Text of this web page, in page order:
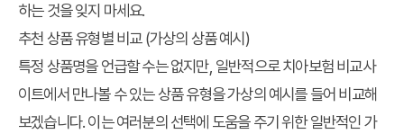
하는 것을 잊지 마세요.
추천 상품 유형별 비교 (가상의 상품 예시)
특정 상품명을 언급할 수는 없지만, 일반적으로치아보험 비교사
이트에서 만나볼 수 있는 상품 유형을 가상의 예시를 들어 비교해
보겠습니다. 이는 여러분의 선택에 도움을 주기 위한 일반적인 가